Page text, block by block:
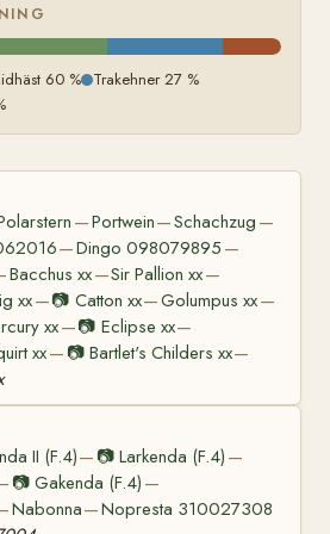
60 % Trakehner 27 %
—Portwein—Schachzug —
—Dingo 098079895 —
Bacchus xx—Sir Pallion xx—
xx—📷 Catton xx—Golumpus xx—
xx—📷 Eclipse xx—
xx— 📷 Bartlet's Childers xx—
II (F.4)— 📷Larkenda (F.4) —
📷Gakenda (F.4) —
Nabonna—Nopresta 310027308